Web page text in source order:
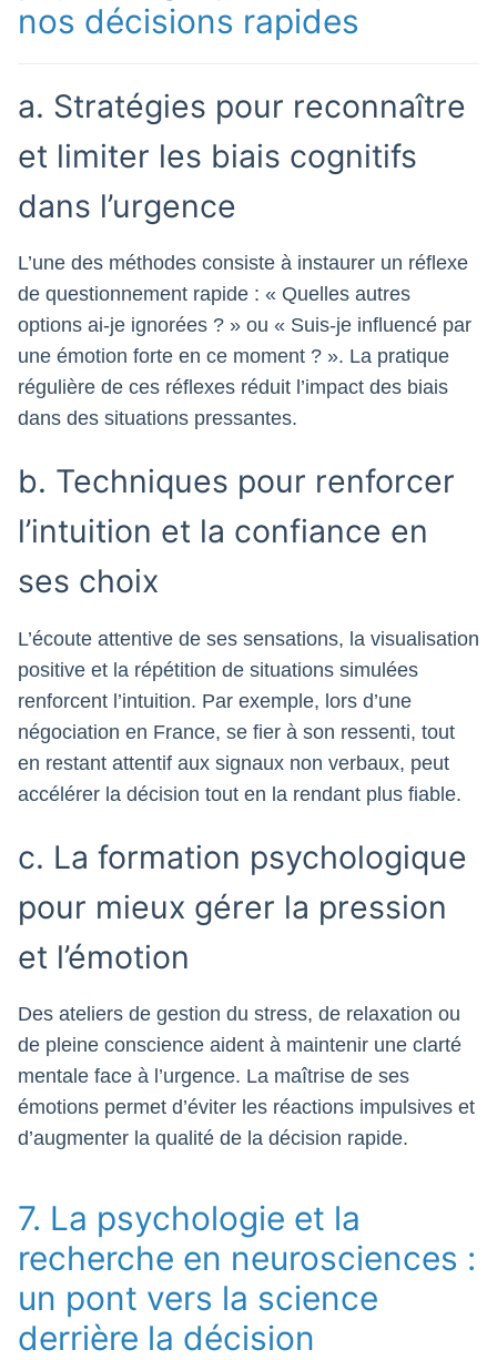
nos décisions rapides
a. Stratégies pour reconnaître
et limiter les biais cognitifs
dans l’urgence
L’une des méthodes consiste à instaurer un réflexe
de questionnement rapide : « Quelles autres
options ai-je ignorées ? » ou « Suis-je influencé par
une émotion forte en ce moment ? ». La pratique
régulière de ces réflexes réduit l’impact des biais
dans des situations pressantes.
b. Techniques pour renforcer
l’intuition et la confiance en
ses choix
L’écoute attentive de ses sensations, la visualisation
positive et la répétition de situations simulées
renforcent l’intuition. Par exemple, lors d’une
négociation en France, se fier à son ressenti, tout
en restant attentif aux signaux non verbaux, peut
accélérer la décision tout en la rendant plus fiable.
c. La formation psychologique
pour mieux gérer la pression
et l’émotion
Des ateliers de gestion du stress, de relaxation ou
de pleine conscience aident à maintenir une clarté
mentale face à l’urgence. La maîtrise de ses
émotions permet d’éviter les réactions impulsives et
d’augmenter la qualité de la décision rapide.
7. La psychologie et la
recherche en neurosciences :
un pont vers la science
derrière la décision